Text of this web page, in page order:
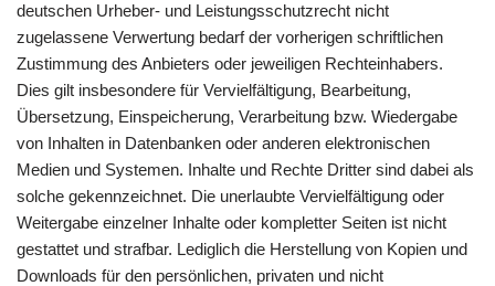
deutschen Urheber- und Leistungsschutzrecht nicht
zugelassene Verwertung bedarf der vorherigen schriftlichen
Zustimmung des Anbieters oder jeweiligen Rechteinhabers.
Dies gilt insbesondere für Vervielfältigung, Bearbeitung,
Übersetzung, Einspeicherung, Verarbeitung bzw. Wiedergabe
von Inhalten in Datenbanken oder anderen elektronischen
Medien und Systemen. Inhalte und Rechte Dritter sind dabei als
solche gekennzeichnet. Die unerlaubte Vervielfältigung oder
Weitergabe einzelner Inhalte oder kompletter Seiten ist nicht
gestattet und strafbar. Lediglich die Herstellung von Kopien und
Downloads für den persönlichen, privaten und nicht